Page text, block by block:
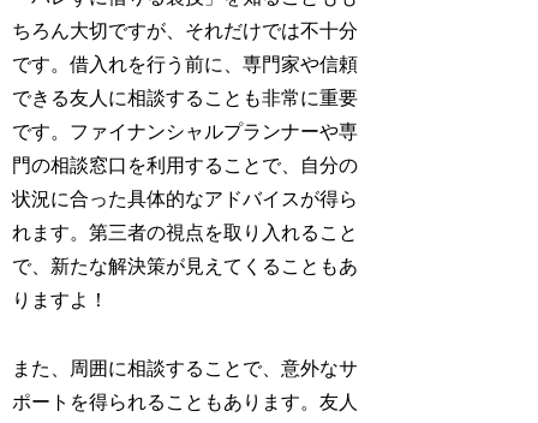
ちろん大切ですが、それだけでは不十分
です。借入れを行う前に、専門家や信頼
できる友人に相談することも非常に重要
です。ファイナンシャルプランナーや専
門の相談窓口を利用することで、自分の
状況に合った具体的なアドバイスが得ら
れます。第三者の視点を取り入れること
で、新たな解決策が見えてくることもあ
りますよ！
また、周囲に相談することで、意外なサ
ポートを得られることもあります。友人